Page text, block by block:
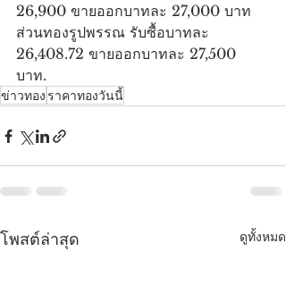
26,900 ขายออกบาทละ 27,000 บาท
ส่วนทองรูปพรรณ รับซื้อบาทละ
26,408.72 ขายออกบาทละ 27,500
บาท.
ข่าวทอง ราคาทองวันนี้
โพสต์ล่าสุด ดูทั้งหมด